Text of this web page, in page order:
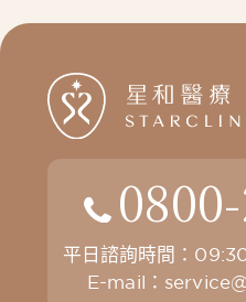
平日諮詢時間：
E-mail：